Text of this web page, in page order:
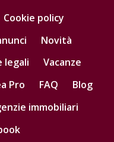
Cookie policy
Novità
legali
Vacanze
Pro FAQ
Blog
immobiliari